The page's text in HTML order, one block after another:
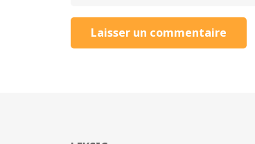
Laisser un commentaire